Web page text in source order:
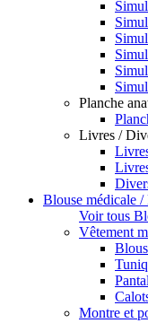
Planche
Livres /
Blouse médicale /
Voir tous
Vêtement
Montre et